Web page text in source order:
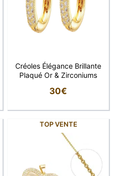
Créoles Élégance Brillante
Plaqué Or & Zirconiums
30€
TOP VENTE